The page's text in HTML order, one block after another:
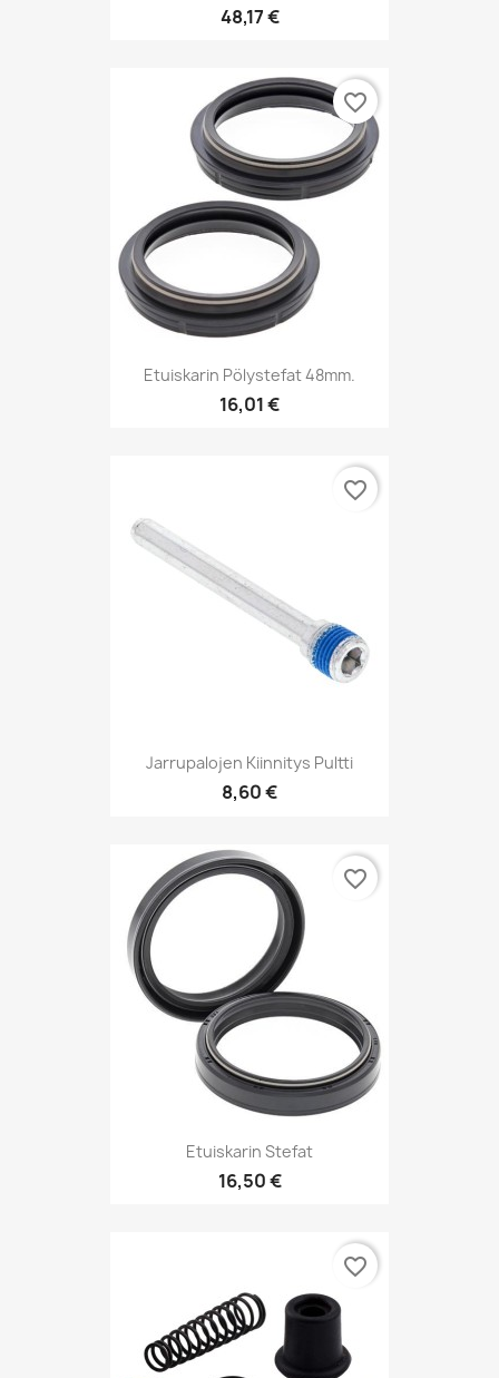
48,17 €
Etuiskarin Pölystefat 48mm.
16,01 €
favorite_border
Jarrupalojen Kiinnitys Pultti
8,60 €
favorite_border
Etuiskarin Stefat
16,50 €
favorite_border
favorite_border